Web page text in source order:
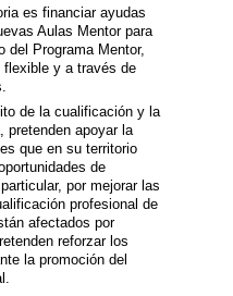
es financiar ayudas
Aulas Mentor para
del Programa Mentor,
flexible y a través de
de la cualificación y la
pretenden apoyar la
que en su territorio
de
por mejorar las
profesional de
afectados por
reforzar los
la promoción del